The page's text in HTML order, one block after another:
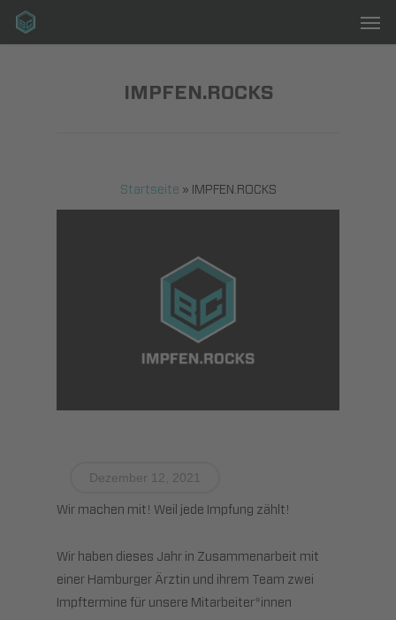
Skip
IMPFEN.ROCKS
Startseite » IMPFEN.ROCKS
Dezember 12, 2021
Wir machen mit! Weil jede Impfung zählt!
Wir haben dieses Jahr in Zusammenarbeit mit
einer Hamburger Ärztin und ihrem Team zwei
Impftermine für unsere Mitarbeiter*innen